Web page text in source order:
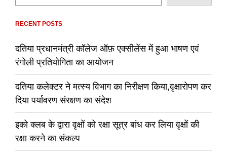
RECENT POSTS
दतिया प्रधानमंत्री कॉलेज ऑफ़ एक्सीलेंस में हुआ भाषण एवं
रंगोली प्रतियोगिता का आयोजन
दतिया कलेक्टर ने मत्स्य विभाग का निरीक्षण किया,वृक्षारोपण कर
दिया पर्यावरण संरक्षण का संदेश
इको क्लब के द्वारा वृक्षों को रक्षा सूत्र बांध कर लिया वृक्षों की
रक्षा करने का संकल्प